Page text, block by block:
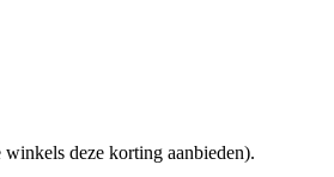
deze korting aanbieden).